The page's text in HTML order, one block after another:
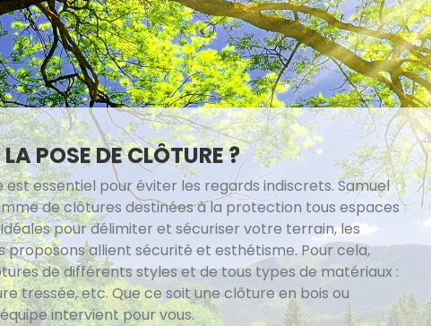
POSE DE CLÔTURE ?
est essentiel pour éviter les regards indiscrets. Samuel
de clôtures destinées à la protection tous espaces
pour délimiter et sécuriser votre terrain, les
proposons allient sécurité et esthétisme. Pour cela,
de différents styles et de tous types de matériaux :
tressée, etc. Que ce soit une clôture en bois ou
intervient pour vous.